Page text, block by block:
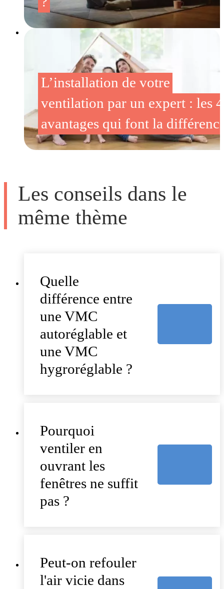
L’installation de votre
ventilation par un expert : les 4
avantages qui font la
Les conseils dans le
même thème
Quelle
différence entre
une VMC
autoréglable et
une VMC
hygroréglable ?
Pourquoi
ventiler en
ouvrant les
fenêtres ne suffit
pas ?
Peut-on refouler
l'air vicie dans